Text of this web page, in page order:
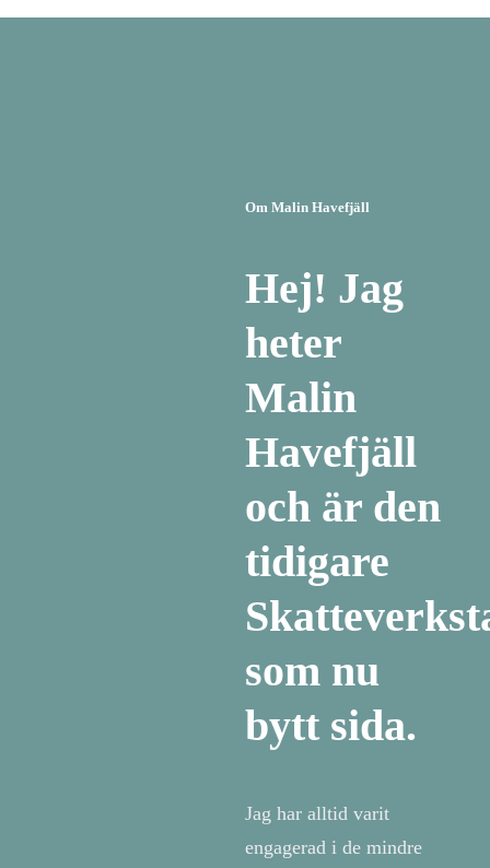
Om Malin Havefjäll
Hej! Jag
heter
Malin
Havefjäll
och är den
tidigare
som nu
bytt sida.
Jag har alltid varit
engagerad i de mindre